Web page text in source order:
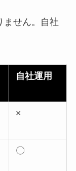
ません。自社
自社運用
×
〇